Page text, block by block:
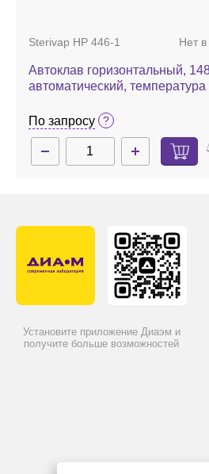
Sterivap HP 446-1 Нет в
Автоклав горизонтальный,
автоматический, температура
По запросу
Установите приложение Диаэм и
получите больше возможностей